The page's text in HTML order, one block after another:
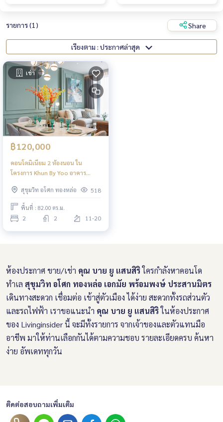
รายการ (1) Share
เรียงตาม : ประกาศล่าสุด
เช่า
฿120,000
คอนโดมิเนียม 2 ห้องนอน ใน
โครงการ Khun By Yoo อาคาร
สุขุมวิท อโศก ทองหล่อ
518
พื้นที่ : 82.00 ตร.ม.
2 2 11-20
ห้องประกาศ ขาย/เช่า คุณ บาย ยู แสนสิริใครกำลังหาคอนโด
ทำเล สุขุมวิท อโศก ทองหล่อ เอกมัย พร้อมพงษ์ ประสานมิตร
เดินทางสะดวก เชื่อมต่อ เข้าสู่ตัวเมือง ได้ง่าย สะดวกทั้งรถส่วนตัว
และรถไฟฟ้า เราขอแนะนำ คุณ บาย ยู แสนสิริในห้องประกาศ
ของ Livinginsider นี้ จะมีทั้งรายการ จากเจ้าของและตัวแทนมือ
อาชีพ มาให้ท่านเลือกกันได้ตามความชอบ รายละเอียดครบ ค้นหา
ง่าย อัพเดททุกวัน
ติดต่อสอบถามเพิ่มเติม